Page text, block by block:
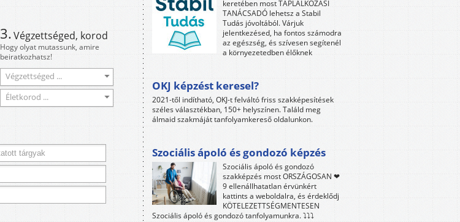
3.Végzettséged, korod
Hogy olyat mutassunk, amire
beiratkozhatsz!
Végzettséged ...
Életkorod ...
keretében most TÁPLÁLKOZÁSI
TANÁCSADÓ lehetsz a Stabil
Tudás jóvoltából. Várjuk
jelentkezésed, ha fontos számodra
az egészség, és szívesen segítenél
a környezetedben élőknek
OKJ képzést keresel?
2021-től indítható, OKJ-t felváltó friss szakképesítések
széles választékban, 150+ helyszínen. Találd meg
álmaid szakmáját tanfolyamkereső oldalunkon.
Szociális ápoló és gondozó képzés
Szociális ápoló és gondozó
szakképzés most ORSZÁGOSAN ❤
9 ellenállhatatlan érvünkért
kattints a weboldalra, és érdeklődj
KÖTELEZETTSÉGMENTESEN
Szociális ápoló és gondozó tanfolyamunkra. ⤵⤵⤵